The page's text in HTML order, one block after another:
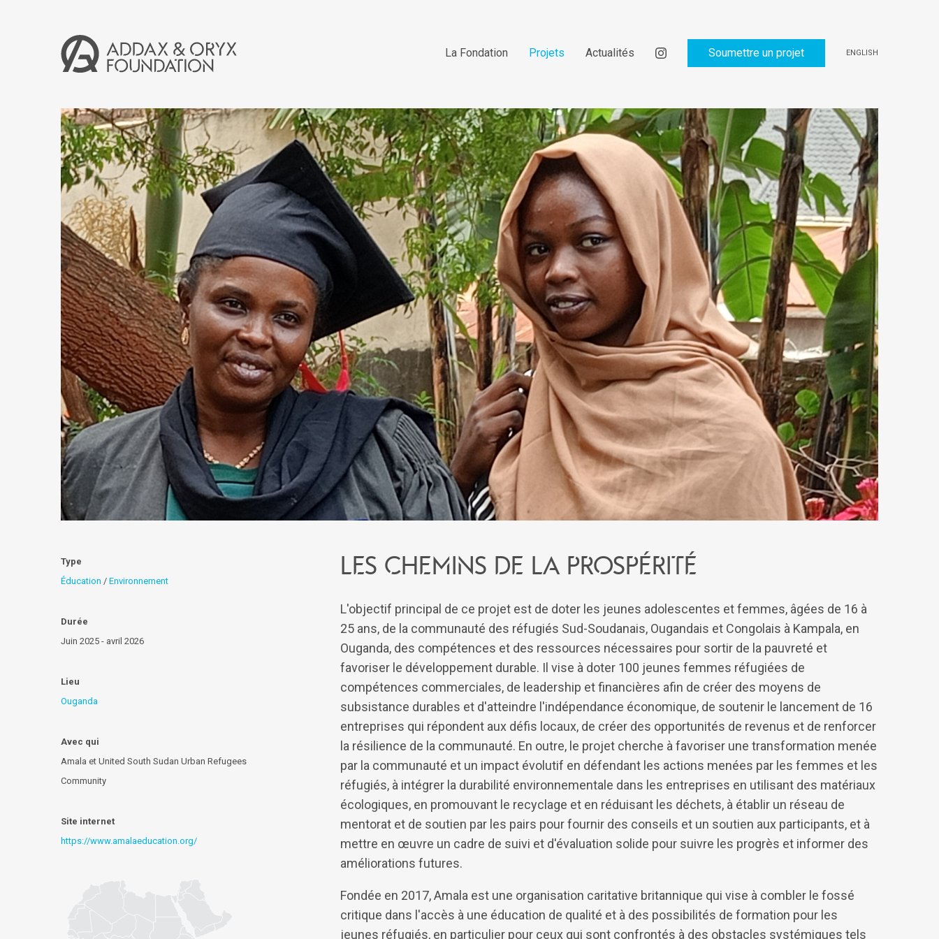
Les chemins de la prospérité
L'objectif principal de ce projet est de doter les jeunes adolescentes et femmes, âgées de 16 à
25 ans, de la communauté des réfugiés Sud-Soudanais, Ougandais et Congolais à Kampala, en
Ouganda, des compétences et des ressources nécessaires pour sortir de la pauvreté et
favoriser le développement durable. Il vise à doter 100 jeunes femmes réfugiées de
compétences commerciales, de leadership et financières afin de créer des moyens de
subsistance durables et d'atteindre l'indépendance économique, de soutenir le lancement de 16
entreprises qui répondent aux défis locaux, de créer des opportunités de revenus et de renforcer
la résilience de la communauté. En outre, le projet cherche à favoriser une transformation menée
par la communauté et un impact évolutif en défendant les actions menées par les femmes et les
réfugiés, à intégrer la durabilité environnementale dans les entreprises en utilisant des matériaux
écologiques, en promouvant le recyclage et en réduisant les déchets, à établir un réseau de
mentorat et de soutien par les pairs pour fournir des conseils et un soutien aux participants, et à
mettre en œuvre un cadre de suivi et d'évaluation solide pour suivre les progrès et informer des
améliorations futures.
Fondée en 2017, Amala est une organisation caritative britannique qui vise à combler le fossé
critique dans l'accès à une éducation de qualité et à des possibilités de formation pour les
jeunes réfugiés, en particulier pour ceux qui sont confrontés à des obstacles systémiques tels
Type
Éducation / Environnement
Durée
Juin 2025 - avril 2026
Lieu
Ouganda
Avec qui
Amala et United South Sudan Urban Refugees
Community
Site internet
https://www.amalaeducation.org/
La Fondation Projets Actualités Soumettre un projet ENGLISH